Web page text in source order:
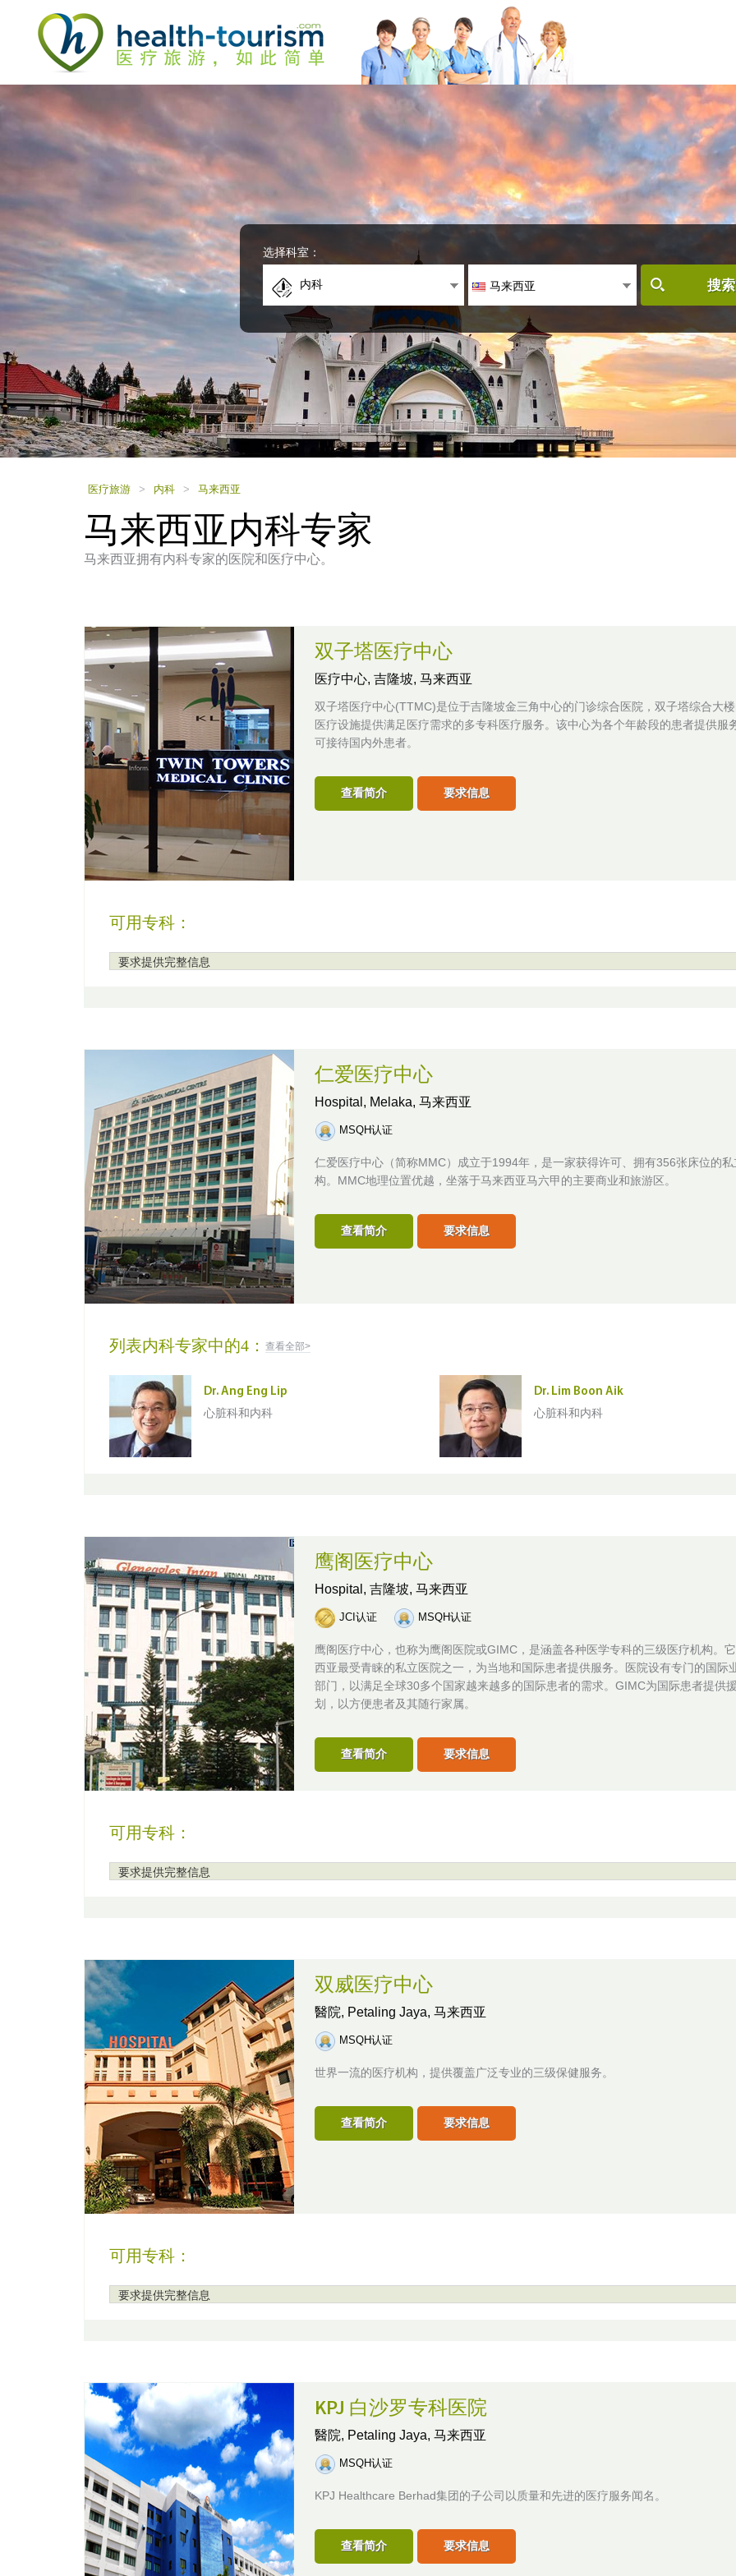
accessibility
system.
F11
adjust
website
people
with
visual
who
are
using
a
screen
reader;
Press
Control-
选择科室：
内科 马来西亚 搜
医疗旅游 > 内科 > 马来西亚
马来西亚内科专家
马来西亚拥有内科专家的医院和医疗中心。
双子塔医疗中心
医疗中心, 吉隆坡, 马来西亚
双子塔医疗中心(TTMC)是位于吉隆坡金三角中心的门诊综合医院，双子塔综合大
医疗设施提供满足医疗需求的多专科医疗服务。该中心为各个年龄段的患者提供服
可接待国内外患者。
查看简介 要求信息
可用专科：
要求提供完整信息
仁爱医疗中心
Hospital, Melaka, 马来西亚
MSQH认证
仁爱医疗中心（简称MMC）成立于1994年，是一家获得许可、拥有356张床位的
构。MMC地理位置优越，坐落于马来西亚马六甲的主要商业和旅游区。
查看简介 要求信息
列表内科专家中的4： 查看全部>
Dr. Ang Eng Lip
心脏科和内科
Dr. Lim Boon Aik
心脏科和内科
鹰阁医疗中心
Hospital, 吉隆坡, 马来西亚
JCI认证 MSQH认证
鹰阁医疗中心，也称为鹰阁医院或GIMC，是涵盖各种医学专科的三级医疗机构。
西亚最受青睐的私立医院之一，为当地和国际患者提供服务。医院设有专门的国际
部门，以满足全球30多个国家越来越多的国际患者的需求。GIMC为国际患者提供
划，以方便患者及其随行家属。
查看简介 要求信息
可用专科：
要求提供完整信息
双威医疗中心
醫院, Petaling Jaya, 马来西亚
MSQH认证
世界一流的医疗机构，提供覆盖广泛专业的三级保健服务。
查看简介 要求信息
可用专科：
要求提供完整信息
KPJ 白沙罗专科医院
醫院, Petaling Jaya, 马来西亚
MSQH认证
KPJ Healthcare Berhad集团的子公司以质量和先进的医疗服务闻名。
查看简介 要求信息